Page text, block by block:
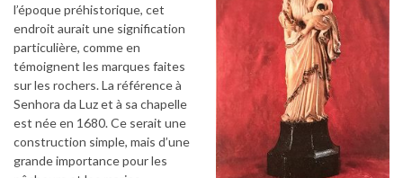
l’époque préhistorique, cet
endroit aurait une signification
particulière, comme en
témoignent les marques faites
sur les rochers. La référence à
Senhora da Luz et à sa chapelle
est née en 1680. Ce serait une
construction simple, mais d’une
grande importance pour les